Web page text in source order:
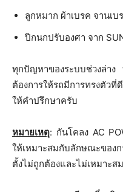
ลูกหมาก ผ้าเบรค จานเบ
ปีกนกปรับองศา จาก
ทุกปัญหาของระบบช่วงล่าง
ต้องการให้รถมีการทรงตัว
ให้คำปรึกษาครับ
หมายเหตุ: กันโคลง AC
ให้เหมาะสมกับลักษณะของ
ตั้งไม่ถูกต้องและไม่เหมาะส